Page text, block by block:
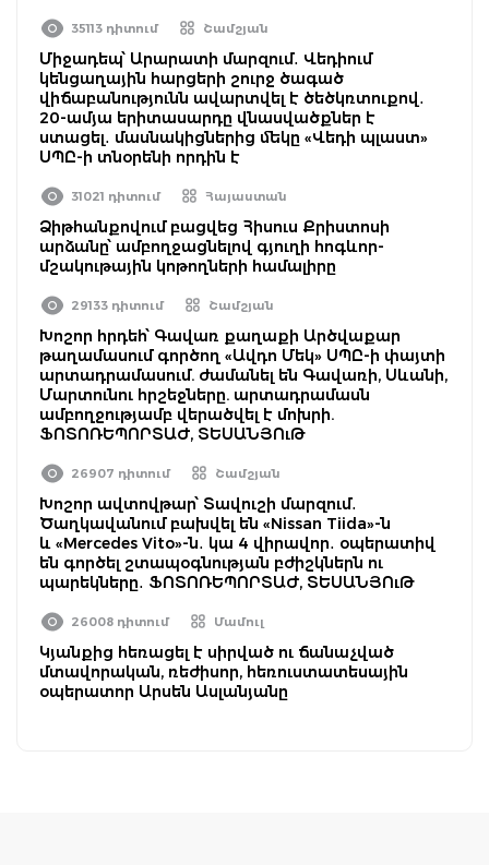
35113 դիտում Շամշյան
Միջադեպ՝ Արարատի մարզում․ Վեդիում
կենցաղային հարցերի շուրջ ծագած
վիճաբանությունն ավարտվել է ծեծկռտուքով․
20-ամյա երիտասարդը վնասվածքներ է
ստացել․ մասնակիցներից մեկը «Վեդի պլաստ»
ՍՊԸ-ի տնօրենի որդին է
31021 դիտում Հայաստան
Ձիթհանքովում բացվեց Հիսուս Քրիստոսի
արձանը՝ ամբողջացնելով գյուղի հոգևոր-
մշակութային կոթողների համալիրը
29133 դիտում Շամշյան
Խոշոր հրդեհ՝ Գավառ քաղաքի Արծվաքար
թաղամասում գործող «Ավդո Մեկ» ՍՊԸ-ի փայտի
արտադրամասում. ժամանել են Գավառի, Սևանի,
Մարտունու հրշեջները. արտադրամասն
ամբողջությամբ վերածվել է մոխրի.
ՖՈՏՈՌԵՊՈՐՏԱԺ, ՏԵՍԱՆՅՈւԹ
26907 դիտում Շամշյան
Խոշոր ավտովթար՝ Տավուշի մարզում․
Ծաղկավանում բախվել են «Nissan Tiida»-ն
և «Mercedes Vito»-ն․ կա 4 վիրավոր․ օպերատիվ
են գործել շտապօգնության բժիշկներն ու
պարեկները․ ՖՈՏՈՌԵՊՈՐՏԱԺ, ՏԵՍԱՆՅՈւԹ
26008 դիտում Մամուլ
Կյանքից հեռացել է սիրված ու ճանաչված
մտավորական, ռեժիսոր, հեռուստատեսային
օպերատոր Արսեն Ասլանյանը